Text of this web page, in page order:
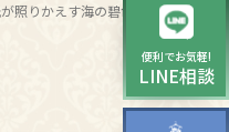
便利でお気軽!
LINE相談